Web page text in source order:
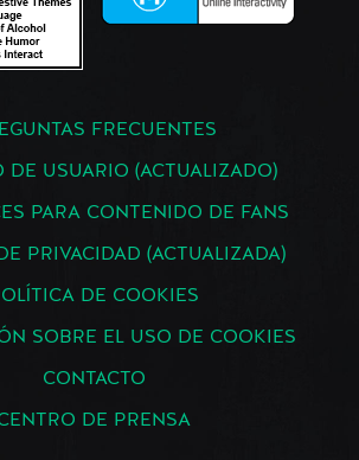
FRECUENTES
DE USUARIO (ACTUALIZADO)
PARA CONTENIDO DE FANS
PRIVACIDAD (ACTUALIZADA)
DE COOKIES
SOBRE EL USO DE COOKIES
CONTACTO
DE PRENSA